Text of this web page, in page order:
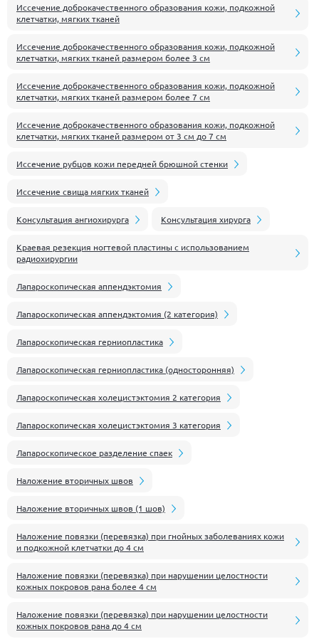
Иссечение доброкачественного образования кожи, подкожной
клетчатки, мягких тканей
Иссечение доброкачественного образования кожи, подкожной
клетчатки, мягких тканей размером более 3 см
Иссечение доброкачественного образования кожи, подкожной
клетчатки, мягких тканей размером более 7 см
Иссечение доброкачественного образования кожи, подкожной
клетчатки, мягких тканей размером от 3 см до 7 см
Иссечение рубцов кожи передней брюшной стенки
Иссечение свища мягких тканей
Консультация ангиохирурга Консультация хирурга
Краевая резекция ногтевой пластины с использованием
радиохирургии
Лапароскопическая аппендэктомия
Лапароскопическая аппендэктомия (2 категория)
Лапароскопическая герниопластика
Лапароскопическая герниопластика (односторонняя)
Лапароскопическая холецистэктомия 2 категория
Лапароскопическая холецистэктомия 3 категория
Лапароскопическое разделение спаек
Наложение вторичных швов
Наложение вторичных швов (1 шов)
Наложение повязки (перевязка) при гнойных заболеваниях кожи
и подкожной клетчатки до 4 см
Наложение повязки (перевязка) при нарушении целостности
кожных покровов рана более 4 см
Наложение повязки (перевязка) при нарушении целостности
кожных покровов рана до 4 см